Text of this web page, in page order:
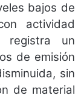
bajos de
actividad
registra un
de emisión
sin
de material